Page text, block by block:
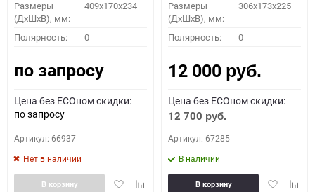
Размеры
(ДхШхВ), мм:
409x170x234
Полярность: 0
по запросу
Цена без ECOном скидки:
по запросу
Артикул: 66937
Нет в наличии
ДобавитьДобавить
В корзину
Размеры
(ДхШхВ), мм:
306x173x225
Полярность: 0
12 000 руб.
Цена без ECOном скидки:
12 700 руб.
Артикул: 67285
В наличии
Добавить
В корзину